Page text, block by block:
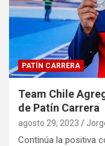
PATÍN CARRERA
Team Chile
de Patín Carrera
agosto 29, 2023
Continúa la positiva